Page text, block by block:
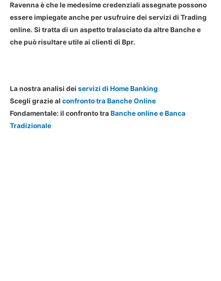
Ravenna è che le medesime credenziali assegnate possono
essere impiegate anche per usufruire dei servizi di Trading
online. Si tratta di un aspetto tralasciato da altre Banche e
che può risultare utile ai clienti di Bpr.
La nostra analisi dei servizi di Home Banking
Scegli grazie al confronto tra Banche Online
Fondamentale: il confronto traBanche online e Banca
Tradizionale